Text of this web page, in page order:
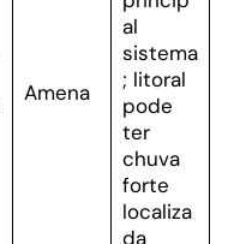
Amena
al
sistema
; litoral
pode
ter
chuva
forte
localiza
da